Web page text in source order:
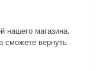
нашего магазина.
сможете вернуть